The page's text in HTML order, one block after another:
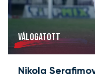
VÁLOGATOTT
Nikola